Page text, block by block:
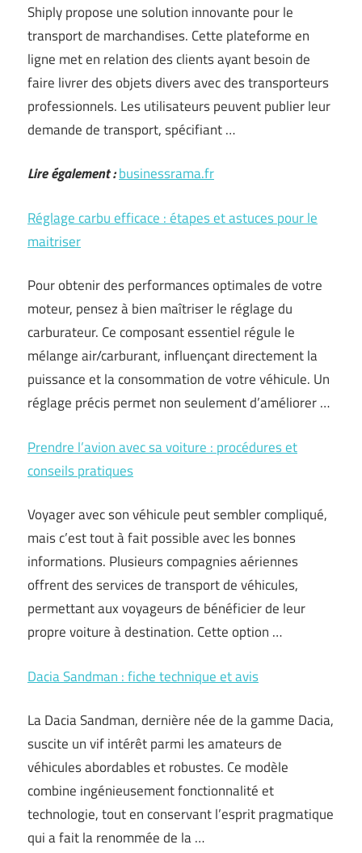
Shiply propose une solution innovante pour le
transport de marchandises. Cette plateforme en
ligne met en relation des clients ayant besoin de
faire livrer des objets divers avec des transporteurs
professionnels. Les utilisateurs peuvent publier leur
demande de transport, spécifiant …
Lire également :businessrama.fr
Réglage carbu efficace : étapes et astuces pour le
maitriser
Pour obtenir des performances optimales de votre
moteur, pensez à bien maîtriser le réglage du
carburateur. Ce composant essentiel régule le
mélange air/carburant, influençant directement la
puissance et la consommation de votre véhicule. Un
réglage précis permet non seulement d’améliorer …
Prendre l’avion avec sa voiture : procédures et
conseils pratiques
Voyager avec son véhicule peut sembler compliqué,
mais c’est tout à fait possible avec les bonnes
informations. Plusieurs compagnies aériennes
offrent des services de transport de véhicules,
permettant aux voyageurs de bénéficier de leur
propre voiture à destination. Cette option …
Dacia Sandman : fiche technique et avis
La Dacia Sandman, dernière née de la gamme Dacia,
suscite un vif intérêt parmi les amateurs de
véhicules abordables et robustes. Ce modèle
combine ingénieusement fonctionnalité et
technologie, tout en conservant l’esprit pragmatique
qui a fait la renommée de la …